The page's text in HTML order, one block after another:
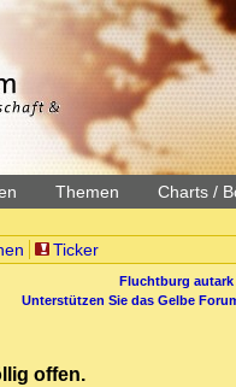
Themen Charts /
Ticker
Fluchtburg autark
Unterstützen Sie das Gelbe
offen.